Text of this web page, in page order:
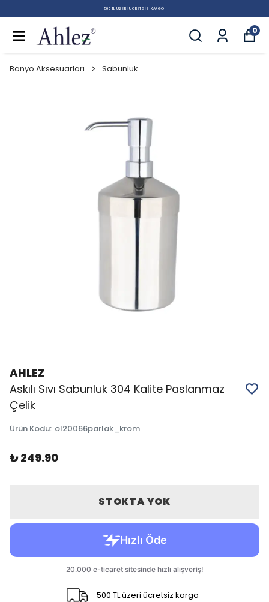
500 TL ÜZERI ÜCRETSIZ KARGO
0
Banyo Aksesuarları Sabunluk
AHLEZ
Askılı Sıvı Sabunluk 304 Kalite Paslanmaz
Çelik
Ürün Kodu: ol20066parlak_krom
₺ 249.90
STOKTA YOK
500 TL üzeri ücretsiz kargo